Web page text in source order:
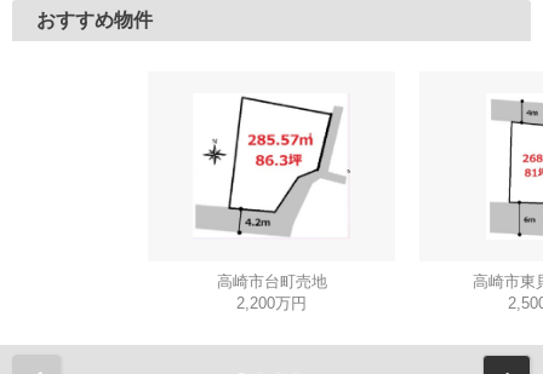
おすすめ物件
高崎市台町売地
2,200万円
高崎市東